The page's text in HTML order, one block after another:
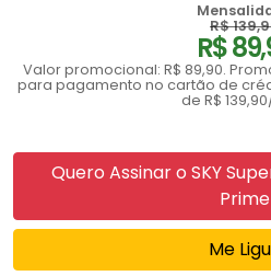
R$
R$
Valor promocional: R$ 89,90.
para pagamento no cartão de
de R$
Quero Assinar o SKY
Prime
Me